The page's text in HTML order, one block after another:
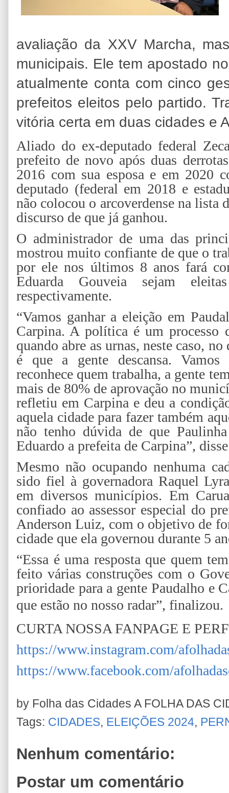
avaliação da XXV Marcha,
municipais. Ele tem apostado
atualmente conta com cinco
prefeitos eleitos pelo partido.
vitória certa em duas cidades e
Aliado do ex-deputado federal
prefeito de novo após duas
2016 com sua esposa e em 2020
deputado (federal em 2018 e
não colocou o arcoverdense na lista
discurso de que já ganhou.
O administrador de uma das
mostrou muito confiante de que o
por ele nos últimos 8 anos fará
Eduarda Gouveia sejam
respectivamente.
“Vamos ganhar a eleição em
Carpina. A política é um processo
quando abre as urnas, neste caso,
é que a gente descansa.
reconhece quem trabalha, a gente
mais de 80% de aprovação no
refletiu em Carpina e deu a
aquela cidade para fazer também
não tenho dúvida de que
Eduardo a prefeita de Carpina”,
Mesmo não ocupando nenhuma
sido fiel à governadora Raquel
em diversos municípios. Em
confiado ao assessor especial do
Anderson Luiz, com o objetivo de
cidade que ela governou durante 5
“Essa é uma resposta que quem
feito várias construções com o
prioridade para a gente Paudalho e
que estão no nosso radar”, finalizou.
CURTA NOSSA FANPAGE E
https://www.instagram.com/
https://www.facebook.com/
by Folha das Cidades A FOLHA DAS
Tags: CIDADES, ELEIÇÕES 2024,
Nenhum comentário:
Postar um comentário